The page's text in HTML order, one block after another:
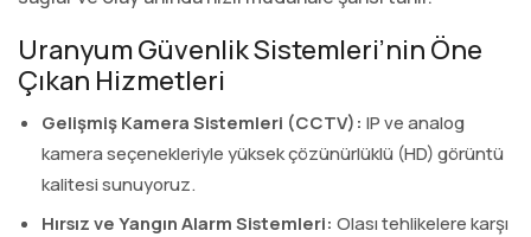
Uranyum Güvenlik Sistemleri’nin Öne
Çıkan Hizmetleri
Gelişmiş Kamera Sistemleri (CCTV): IP ve analog
kamera seçenekleriyle yüksek çözünürlüklü (HD) görüntü
kalitesi sunuyoruz.
Hırsız ve Yangın Alarm Sistemleri: Olası tehlikelere karşı